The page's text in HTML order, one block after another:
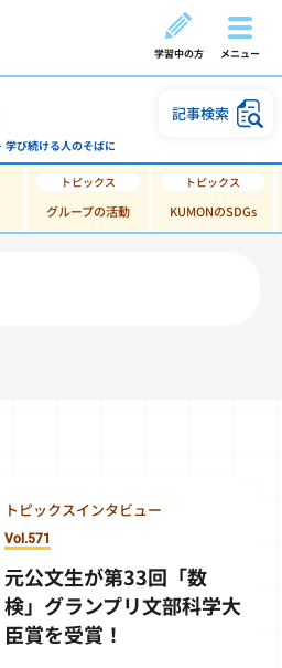
学習中の方 メニュー
学び続ける人のそばに
記事検索
グループの活動 KUMONのSDGs
トピックスインタビュー
Vol.571
元公文生が第33回「数
検」グランプリ文部科学大
臣賞を受賞！